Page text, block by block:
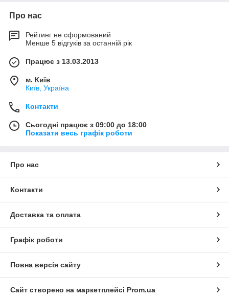
Про нас
Рейтинг не сформований
Менше 5 відгуків за останній рік
Працює з 13.03.2013
м. Київ
Київ, Україна
Контакти
Сьогодні працює з 09:00 до 18:00
Показати весь графік роботи
Про нас
Контакти
Доставка та оплата
Графік роботи
Повна версія сайту
Сайт створено на маркетплейсі Prom.ua